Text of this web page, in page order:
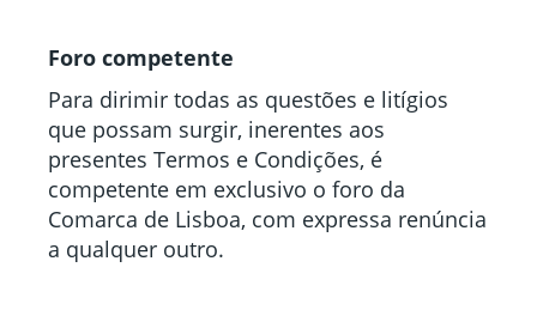
Foro competente
Para dirimir todas as questões e litígios
que possam surgir, inerentes aos
presentes Termos e Condições, é
competente em exclusivo o foro da
Comarca de Lisboa, com expressa renúncia
a qualquer outro.